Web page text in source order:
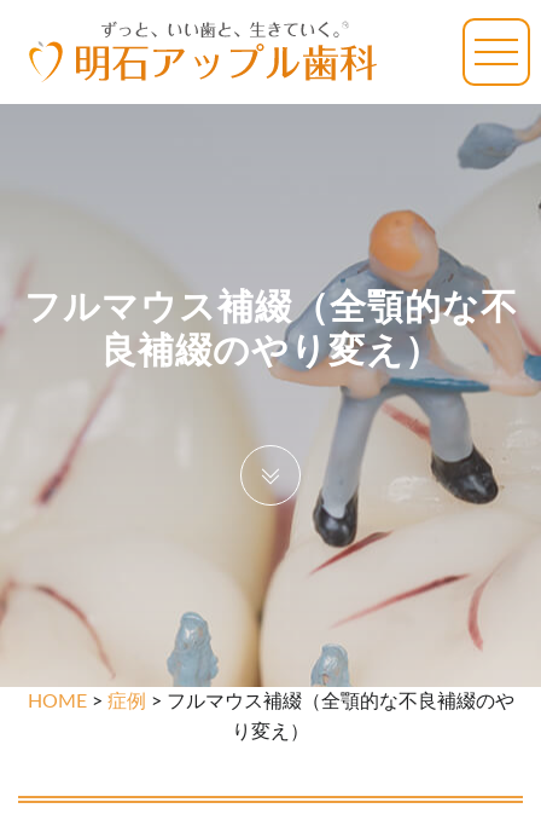
フルマウス補綴（全顎的な不
良補綴のやり変え）
HOME> 症例 > フルマウス補綴（全顎的な不良補綴のや
り変え）